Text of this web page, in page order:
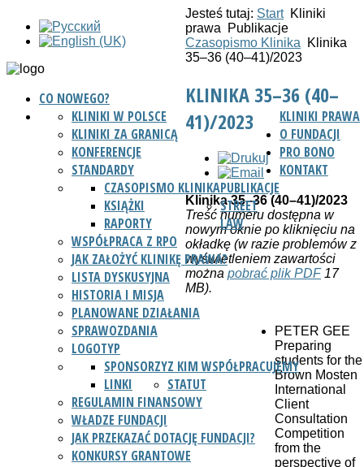
CO NOWEGO?
KLINIKI PRAWA
KLINIKI W POLSCE
KLINIKI ZA GRANICĄ
KONFERENCJE
STANDARDY
PUBLIKACJE
CZASOPISMO KLINIKA
KSIĄŻKI
RAPORTY
STREET
LAW
WSPÓŁPRACA Z RPO
JAK ZAŁOŻYĆ KLINIKĘ PRAWA?
LISTA DYSKUSYJNA
O FUNDACJI
HISTORIA I MISJA
PLANOWANE DZIAŁANIA
SPRAWOZDANIA
LOGOTYP
Z KIM WSPÓŁPRACUJEMY
SPONSORZY
LINKI
STATUT
REGULAMIN FINANSOWY
WŁADZE FUNDACJI
JAK PRZEKAZAĆ DOTACJĘ FUNDACJI?
KONKURSY GRANTOWE
PRO BONO
KONTAKT
Jesteś tutaj: Start Kliniki
prawa
Publikacje
Czasopismo Klinika
Klinika
35–36 (40–41)/2023
KLINIKA 35–36 (40–
41)/2023
Klinika 35–36 (40–41)/2023
Treść numeru dostępna w
nowym oknie po kliknięciu na
okładkę (w razie problemów z
wyświetleniem zawartości
można pobrać plik PDF17
MB).
PETER GEE
Preparing
students for the
Brown Mosten
International
Client
Consultation
Competition
from the
perspective of